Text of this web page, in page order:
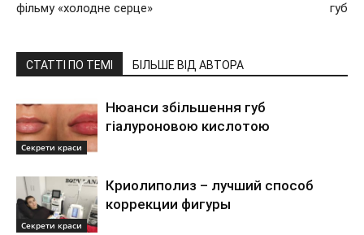
фільму «холодне серце»
губ
СТАТТІ ПО ТЕМІ БІЛЬШЕ ВІД АВТОРА
Секрети краси
Нюанси збільшення губ
гіалуроновою кислотою
Секрети краси
Криолиполиз – лучший способ
коррекции фигуры